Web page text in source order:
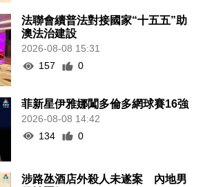
法聯會續普法對接國家“十五五”助
澳法治建設
2026-08-08 15:31
157
0
菲新星伊雅娜闖多倫多網球賽16強
2026-08-08 14:42
134
0
涉路氹酒店外殺人未遂案 內地男